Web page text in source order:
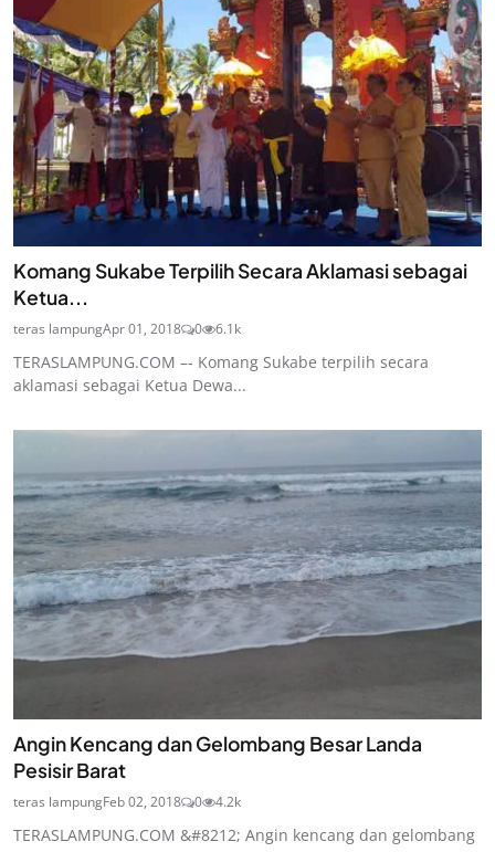
Komang Sukabe Terpilih Secara Aklamasi sebagai
Ketua...
teras lampungApr 01, 2018 0 6.1k
TERASLAMPUNG.COM –- Komang Sukabe terpilih secara
aklamasi sebagai Ketua Dewa...
Angin Kencang dan Gelombang Besar Landa
Pesisir Barat
teras lampungFeb 02, 2018 0 4.2k
TERASLAMPUNG.COM &#8212; Angin kencang dan gelombang